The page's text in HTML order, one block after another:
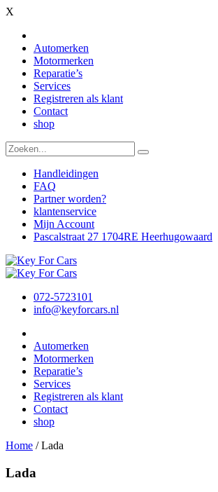
X
Automerken
Motormerken
Reparatie’s
Services
Registreren als klant
Contact
shop
Handleidingen
FAQ
Partner worden?
klantenservice
Mijn Account
Pascalstraat 27 1704RE Heerhugowaard
072-5723101
info@keyforcars.nl
Automerken
Motormerken
Reparatie’s
Services
Registreren als klant
Contact
shop
Home /Lada
Lada